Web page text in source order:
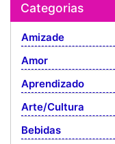
Categorias
Amizade
Amor
Aprendizado
Arte/Cultura
Bebidas